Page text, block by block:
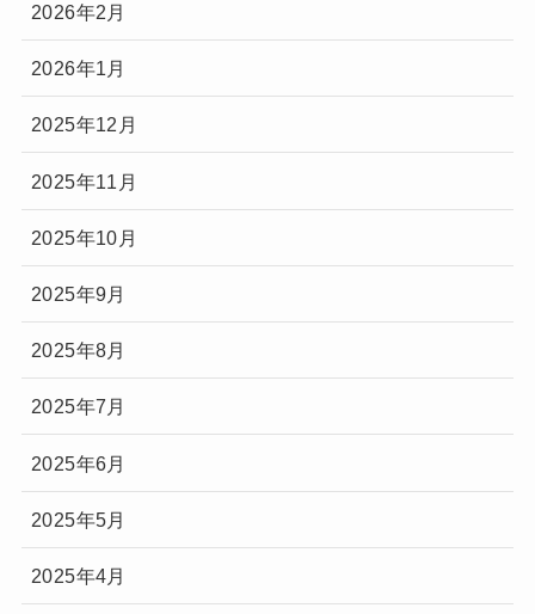
2026年2月
2026年1月
2025年12月
2025年11月
2025年10月
2025年9月
2025年8月
2025年7月
2025年6月
2025年5月
2025年4月